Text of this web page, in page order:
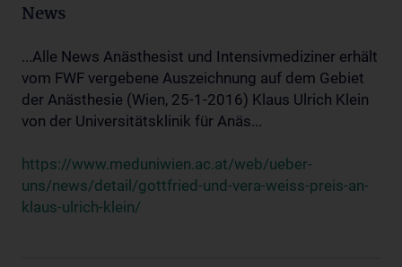
News
...Alle News Anästhesist und Intensivmediziner erhält
vom FWF vergebene Auszeichnung auf dem Gebiet
der Anästhesie (Wien, 25-1-2016) Klaus Ulrich Klein
von der Universitätsklinik für Anäs...
https://www.meduniwien.ac.at/web/ueber-
uns/news/detail/gottfried-und-vera-weiss-preis-an-
klaus-ulrich-klein/